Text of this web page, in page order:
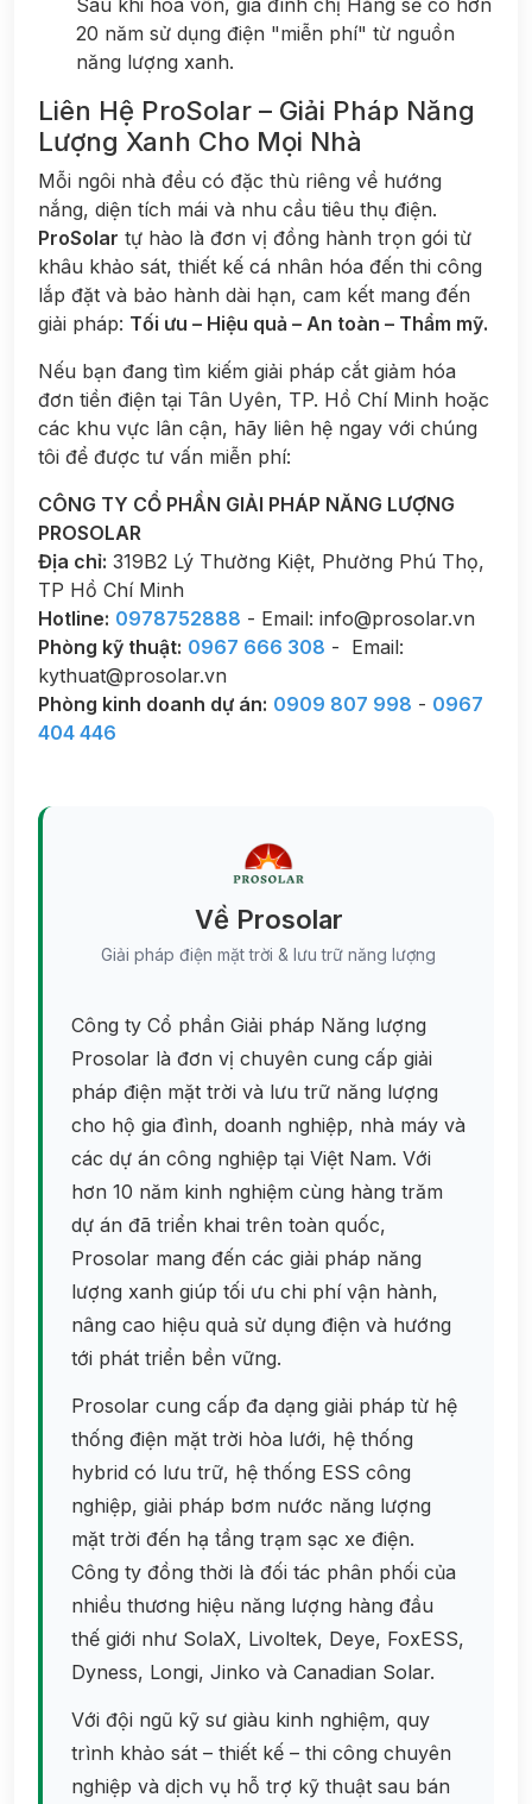
20 năm sử dụng điện "miễn phí" từ nguồn
năng lượng xanh.
Liên Hệ ProSolar – Giải Pháp Năng
Lượng Xanh Cho Mọi Nhà
Mỗi ngôi nhà đều có đặc thù riêng về hướng
nắng, diện tích mái và nhu cầu tiêu thụ điện.
ProSolar tự hào là đơn vị đồng hành trọn gói từ
khâu khảo sát, thiết kế cá nhân hóa đến thi công
lắp đặt và bảo hành dài hạn, cam kết mang đến
giải pháp: Tối ưu – Hiệu quả – An toàn – Thẩm mỹ.
Nếu bạn đang tìm kiếm giải pháp cắt giảm hóa
đơn tiền điện tại Tân Uyên, TP. Hồ Chí Minh hoặc
các khu vực lân cận, hãy liên hệ ngay với chúng
tôi để được tư vấn miễn phí:
CÔNG TY CỔ PHẦN GIẢI PHÁP NĂNG LƯỢNG
PROSOLAR
Địa chỉ: 319B2 Lý Thường Kiệt, Phường Phú Thọ,
TP Hồ Chí Minh
Hotline: 0978752888 - Email: info@prosolar.vn
Phòng kỹ thuật: 0967 666 308 - Email:
kythuat@prosolar.vn
Phòng kinh doanh dự án: 0909 807 998 - 0967
404 446
Về Prosolar
Giải pháp điện mặt trời & lưu trữ năng lượng
Công ty Cổ phần Giải pháp Năng lượng
Prosolar là đơn vị chuyên cung cấp giải
pháp điện mặt trời và lưu trữ năng lượng
cho hộ gia đình, doanh nghiệp, nhà máy và
các dự án công nghiệp tại Việt Nam. Với
hơn 10 năm kinh nghiệm cùng hàng trăm
dự án đã triển khai trên toàn quốc,
Prosolar mang đến các giải pháp năng
lượng xanh giúp tối ưu chi phí vận hành,
nâng cao hiệu quả sử dụng điện và hướng
tới phát triển bền vững.
Prosolar cung cấp đa dạng giải pháp từ hệ
thống điện mặt trời hòa lưới, hệ thống
hybrid có lưu trữ, hệ thống ESS công
nghiệp, giải pháp bơm nước năng lượng
mặt trời đến hạ tầng trạm sạc xe điện.
Công ty đồng thời là đối tác phân phối của
nhiều thương hiệu năng lượng hàng đầu
thế giới như SolaX, Livoltek, Deye, FoxESS,
Dyness, Longi, Jinko và Canadian Solar.
Với đội ngũ kỹ sư giàu kinh nghiệm, quy
trình khảo sát – thiết kế – thi công chuyên
nghiệp và dịch vụ hỗ trợ kỹ thuật sau bán